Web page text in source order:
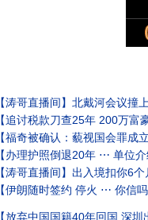
【涛哥直播间】北戴河会议撞上
【追讨税款刀查25年 200万
【福奇被确认：藐视国会罪成
【办理护照倒退20年 ⋯ 单位
【涛哥直播间】出入境扣你6
【伊朗随时签约 停火 ⋯ 你信
【放弃中国国籍40年回国 深